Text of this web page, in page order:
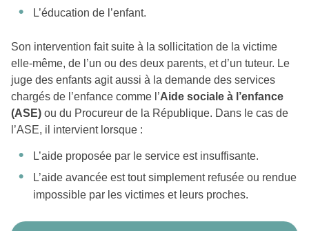
L’éducation de l’enfant.
Son intervention fait suite à la sollicitation de la victime
elle-même, de l’un ou des deux parents, et d’un tuteur. Le
juge des enfants agit aussi à la demande des services
chargés de l’enfance comme l’Aide sociale à l’enfance
(ASE) ou du Procureur de la République. Dans le cas de
l’ASE, il intervient lorsque :
L’aide proposée par le service est insuffisante.
L’aide avancée est tout simplement refusée ou rendue
impossible par les victimes et leurs proches.